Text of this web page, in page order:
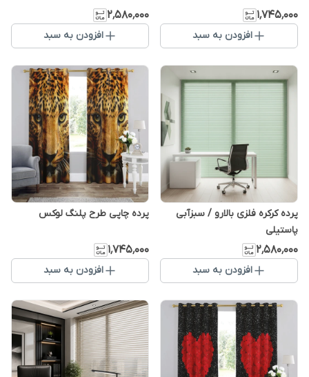
۱٬۷۴۵٬۰۰۰
افزودن به سبد
۲٬۵۸۰٬۰۰۰
افزودن به سبد
پرده کرکره فلزی بالارو / سبزآبی
پاستیلی
۲٬۵۸۰٬۰۰۰
افزودن به سبد
پرده چاپی طرح پلنگ لوکس
۱٬۷۴۵٬۰۰۰
افزودن به سبد